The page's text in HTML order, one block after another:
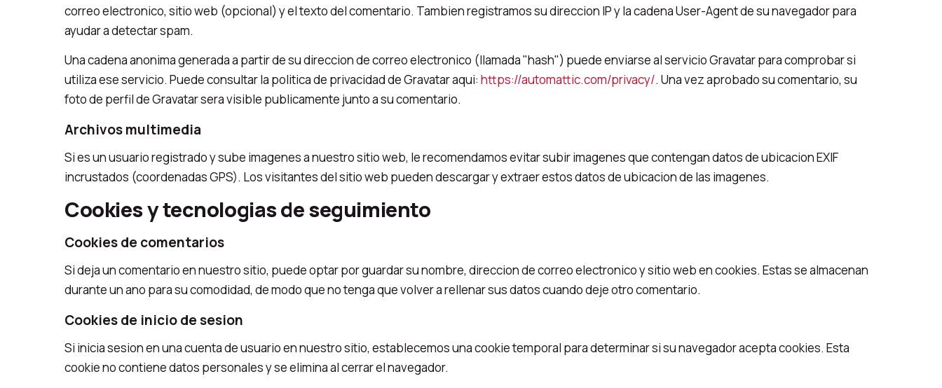
correo electronico, sitio web (opcional) y el texto del comentario. Tambien registramos su direccion IP y la cadena User-Agent de su navegador para
ayudar a detectar spam.
Una cadena anonima generada a partir de su direccion de correo electronico (llamada "hash") puede enviarse al servicio Gravatar para comprobar si
utiliza ese servicio. Puede consultar la politica de privacidad de Gravatar aqui: https://automattic.com/privacy/. Una vez aprobado su comentario, su
foto de perfil de Gravatar sera visible publicamente junto a su comentario.
Archivos multimedia
Si es un usuario registrado y sube imagenes a nuestro sitio web, le recomendamos evitar subir imagenes que contengan datos de ubicacion EXIF
incrustados (coordenadas GPS). Los visitantes del sitio web pueden descargar y extraer estos datos de ubicacion de las imagenes.
Cookies y tecnologias de seguimiento
Cookies de comentarios
Si deja un comentario en nuestro sitio, puede optar por guardar su nombre, direccion de correo electronico y sitio web en cookies. Estas se almacenan
durante un ano para su comodidad, de modo que no tenga que volver a rellenar sus datos cuando deje otro comentario.
Cookies de inicio de sesion
Si inicia sesion en una cuenta de usuario en nuestro sitio, establecemos una cookie temporal para determinar si su navegador acepta cookies. Esta
cookie no contiene datos personales y se elimina al cerrar el navegador.